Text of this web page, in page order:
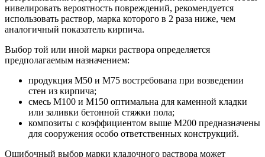
нивелировать вероятность повреждений, рекомендуется
использовать раствор, марка которого в 2 раза ниже, чем
аналогичный показатель кирпича.
Выбор той или иной марки раствора определяется
предполагаемым назначением:
продукция М50 и М75 востребована при возведении
стен из кирпича;
смесь М100 и М150 оптимальна для каменной кладки
или заливки бетонной стяжки пола;
композиты с коэффициентом выше М200 предназначены
для сооружения особо ответственных конструкций.
Ошибочный выбор марки кладочного раствора может